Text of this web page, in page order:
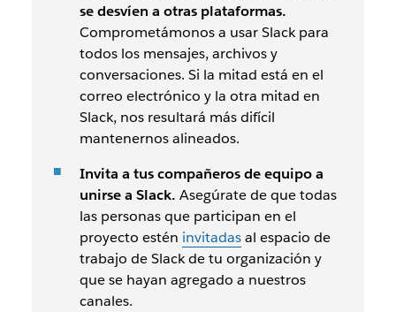
se desvíen a otras plataformas.
Comprometámonos a usar Slack para
todos los mensajes, archivos y
conversaciones. Si la mitad está en el
correo electrónico y la otra mitad en
Slack, nos resultará más difícil
mantenernos alineados.
Invita a tus compañeros de equipo a
unirse a Slack. Asegúrate de que todas
las personas que participan en el
proyecto estén invitadasal espacio de
trabajo de Slack de tu organización y
que se hayan agregado a nuestros
canales.